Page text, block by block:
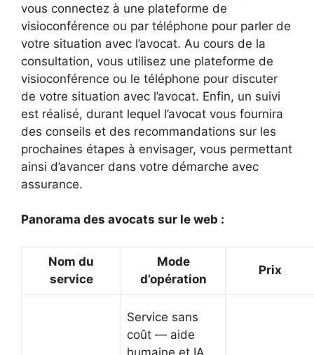
vous connectez à une plateforme de
visioconférence ou par téléphone pour parler de
votre situation avec l’avocat. Au cours de la
consultation, vous utilisez une plateforme de
visioconférence ou le téléphone pour discuter
de votre situation avec l’avocat. Enfin, un suivi
est réalisé, durant lequel l’avocat vous fournira
des conseils et des recommandations sur les
prochaines étapes à envisager, vous permettant
ainsi d’avancer dans votre démarche avec
assurance.
Panorama des avocats sur le web :
Nom du
service
Mode
d’opération
Prix
Service sans
coût — aide
humaine et IA